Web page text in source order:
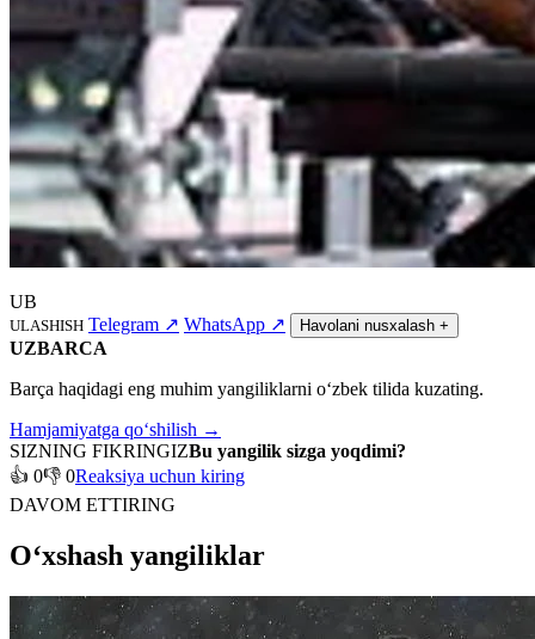
UB
ULASHISH Telegram ↗ WhatsApp ↗ Havolani nusxalash +
UZBARCA
Barça haqidagi eng muhim yangiliklarni o‘zbek tilida kuzating.
Hamjamiyatga qo‘shilish →
SIZNING FIKRINGIZBu yangilik sizga yoqdimi?
👍 0👎 0Reaksiya uchun kiring
DAVOM ETTIRING
O‘xshash yangiliklar